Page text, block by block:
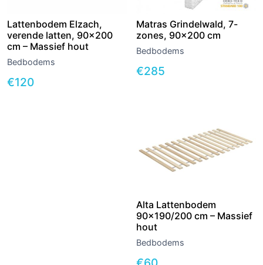
Lattenbodem Elzach,
verende latten, 90×200
cm – Massief hout
Bedbodems
€120
Matras Grindelwald, 7-
zones, 90×200 cm
Bedbodems
€285
Alta Lattenbodem
90×190/200 cm – Massief
hout
Bedbodems